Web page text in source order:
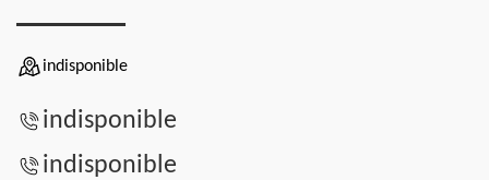
indisponible
indisponible
indisponible